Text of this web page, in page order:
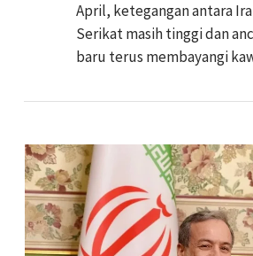
April, ketegangan antara
Serikat masih tinggi dan
baru terus membayangi